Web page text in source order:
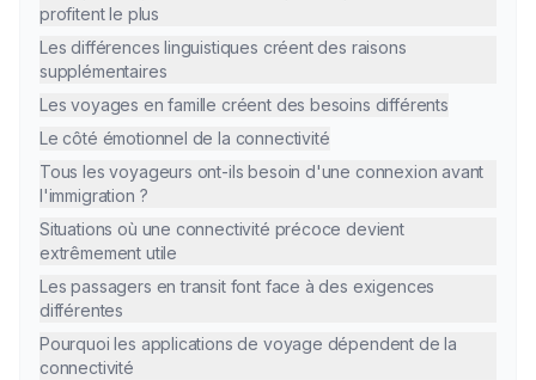
profitent le plus
Les différences linguistiques créent des raisons
supplémentaires
Les voyages en famille créent des besoins différents
Le côté émotionnel de la connectivité
Tous les voyageurs ont-ils besoin d'une connexion avant
l'immigration ?
Situations où une connectivité précoce devient
extrêmement utile
Les passagers en transit font face à des exigences
différentes
Pourquoi les applications de voyage dépendent de la
connectivité